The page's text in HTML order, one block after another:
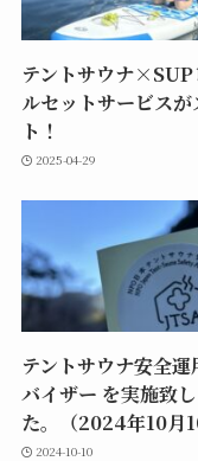
テントサウナ×SUP
ルセットサービスが
ト！
2025-04-29
テントサウナ安全運
バイザー を実施致
た。（2024年10月
2024-10-10